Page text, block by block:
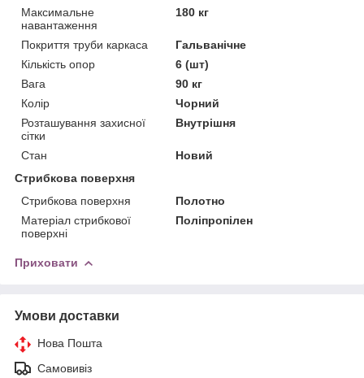
Максимальне
навантаження
180 кг
Покриття труби каркаса
Гальванічне
Кількість опор
6 (шт)
Вага
90 кг
Колір
Чорний
Розташування захисної
сітки
Внутрішня
Стан
Новий
Стрибкова поверхня
Стрибкова поверхня
Полотно
Матеріал стрибкової
поверхні
Поліпропілен
Приховати
Умови доставки
Нова Пошта
Самовивіз